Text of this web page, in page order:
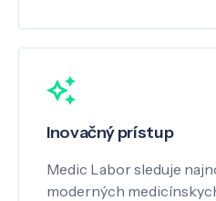
Inovačný prístup
Medic Labor sleduje
moderných